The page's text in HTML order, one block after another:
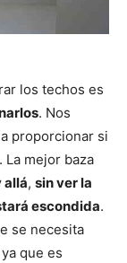
los techos es
. Nos
proporcionar si
mejor baza
allá, sin ver la
escondida.
se necesita
que es